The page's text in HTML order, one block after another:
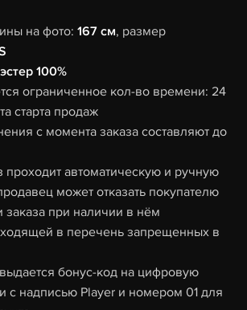
на фото:167 см, размер
100%
ограниченное кол-во времени: 24
старта продаж
с момента заказа составляют до
проходит автоматическую и ручную
может отказать покупателю
заказа при наличии в нём
в перечень запрещенных в
бонус-код на цифровую
с надписью Player и номером 01 для